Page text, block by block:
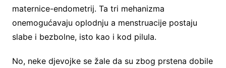
maternice-endometrij. Ta tri mehanizma
onemogućavaju oplodnju a menstruacije postaju
slabe i bezbolne, isto kao i kod pilula.
No, neke djevojke se žale da su zbog prstena dobile